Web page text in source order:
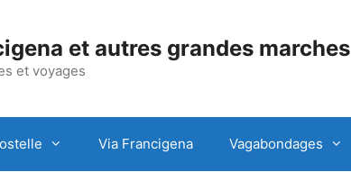
et autres grandes marches
et voyages
Via Francigena Vagabondages